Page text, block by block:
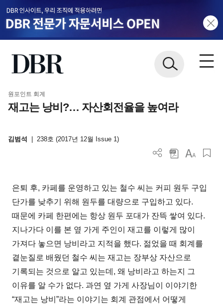
원포인트 회계
재고는 낭비?… 자산회전율을 높여라
김범석 238호 (2017년 12월 Issue 1)
은퇴 후, 카페를 운영하고 있는 철수 씨는 커피 원두 구입
단가를 낮추기 위해 원두를 대량으로 구입하고 있다.
때문에 카페 한편에는 항상 원두 포대가 잔뜩 쌓여 있다.
지나가다 이를 본 옆 가게 주인이 재고를 이렇게 많이
가져다 놓으면 낭비라고 지적을 했다. 젊었을 때 회계를
곁눈질로 배웠던 철수 씨는 재고는 장부상 자산으로
기록되는 것으로 알고 있는데, 왜 낭비라고 하는지 그
이유를 알 수가 없다. 과연 옆 가게 사장님이 이야기한
“재고는 낭비”라는 이야기는 회계 관점에서 어떻게